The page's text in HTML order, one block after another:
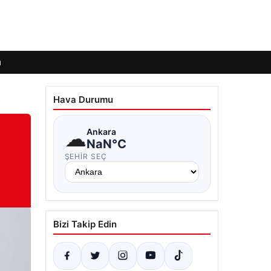
Hava Durumu
☁Ankara
NaN°C
ŞEHIR SEÇ
Bizi Takip Edin